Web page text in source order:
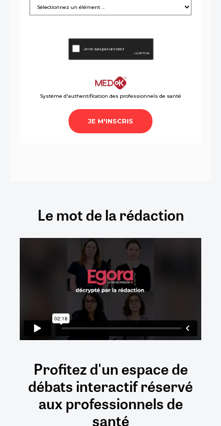
Le mot de la rédaction
Profitez d'un espace de
débatsinteractifréservé
auxprofessionnels de
santé